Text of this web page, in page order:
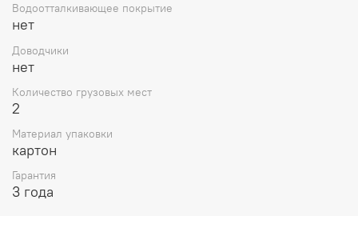
Водоотталкивающее покрытие
нет
Доводчики
нет
Количество грузовых мест
2
Материал упаковки
картон
Гарантия
3 года